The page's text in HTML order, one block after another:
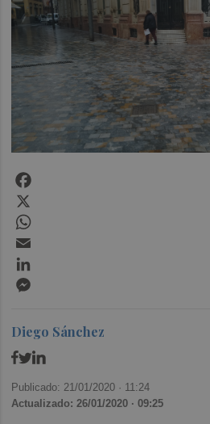
Diego Sánchez
Publicado: 21/01/2020 · 11:24
Actualizado: 26/01/2020 · 09:25